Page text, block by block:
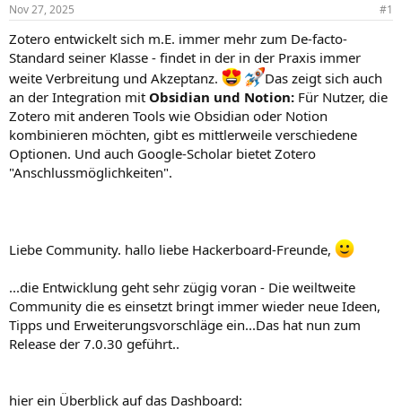
Nov 27, 2025 #1
Zotero entwickelt sich m.E. immer mehr zum De-facto-
Standard seiner Klasse - findet in der in der Praxis immer
weite Verbreitung und Akzeptanz.
Das zeigt sich auch
an der Integration mit Obsidian und Notion: Für Nutzer, die
Zotero mit anderen Tools wie Obsidian oder Notion
kombinieren möchten, gibt es mittlerweile verschiedene
Optionen. Und auch Google-Scholar bietet Zotero
"Anschlussmöglichkeiten".
Liebe Community. hallo liebe Hackerboard-Freunde,
...die Entwicklung geht sehr zügig voran - Die weiltweite
Community die es einsetzt bringt immer wieder neue Ideen,
Tipps und Erweiterungsvorschläge ein...Das hat nun zum
Release der 7.0.30 geführt..
hier ein Überblick auf das Dashboard: